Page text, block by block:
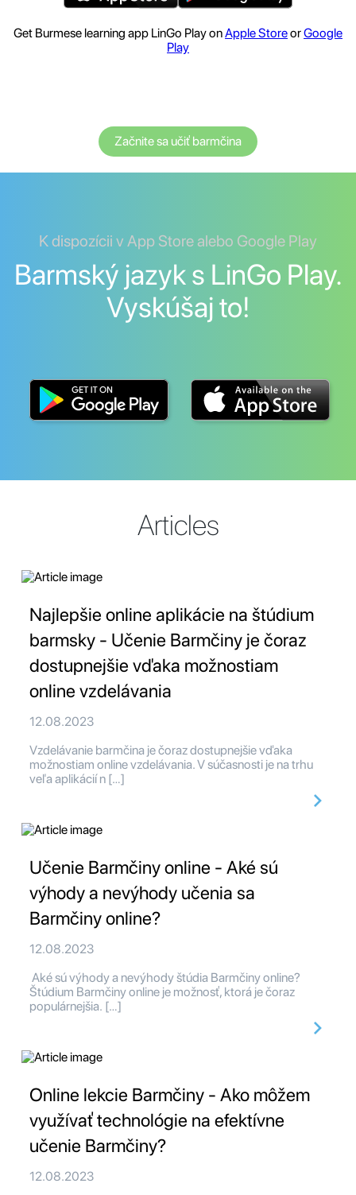
Get Burmese learning app LinGo Play onApple StoreorGoogle
Play
Začnite sa učiť barmčina
K dispozícii v App Store alebo Google Play
Barmský jazyk s LinGo Play.
Vyskúšaj to!
Articles
Najlepšie online aplikácie na štúdium
barmsky - Učenie Barmčiny je čoraz
dostupnejšie vďaka možnostiam
online vzdelávania
12.08.2023
Vzdelávanie barmčina je čoraz dostupnejšie vďaka
možnostiam online vzdelávania. V súčasnosti je na trhu
veľa aplikácií n […]
Učenie Barmčiny online - Aké sú
výhody a nevýhody učenia sa
Barmčiny online?
12.08.2023
Aké sú výhody a nevýhody štúdia Barmčiny online?
Štúdium Barmčiny online je možnosť, ktorá je čoraz
populárnejšia. […]
Online lekcie Barmčiny - Ako môžem
využívať technológie na efektívne
učenie Barmčiny?
12.08.2023